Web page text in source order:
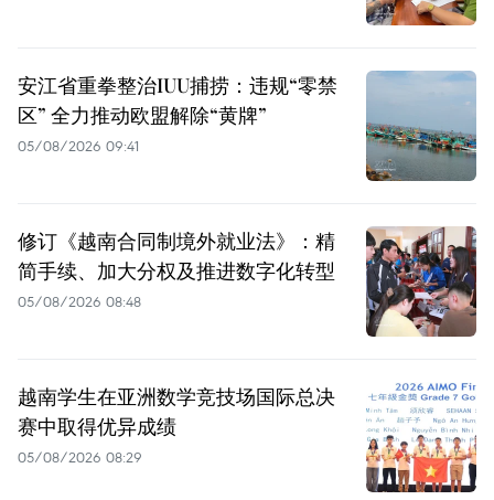
安江省重拳整治IUU捕捞：违规“零禁
区” 全力推动欧盟解除“黄牌”
05/08/2026 09:41
修订《越南合同制境外就业法》：精
简手续、加大分权及推进数字化转型
05/08/2026 08:48
越南学生在亚洲数学竞技场国际总决
赛中取得优异成绩
05/08/2026 08:29